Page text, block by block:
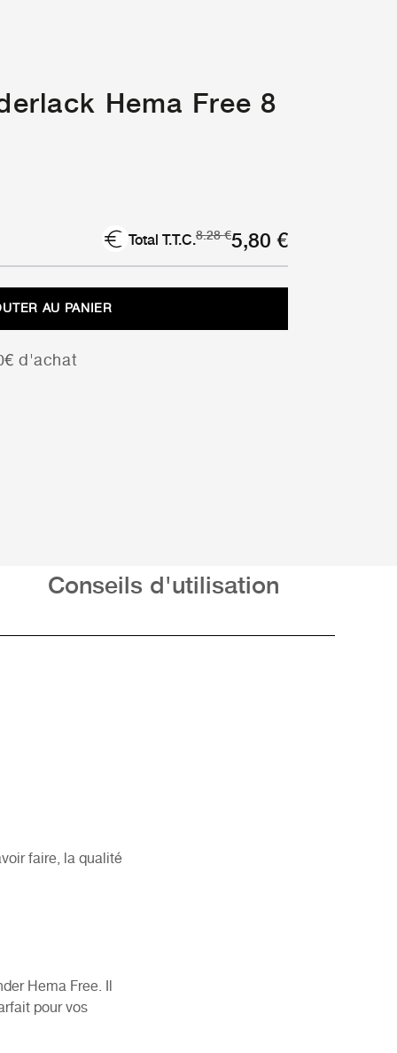
Hema Free 8
Total T.T.C.8.28€Le
prix
initial
5,80 €Le
prix
actuel
AU PANIER
d'achat
Conseils d'utilisation
faire, la qualité
Hema Free. Il
pour vos